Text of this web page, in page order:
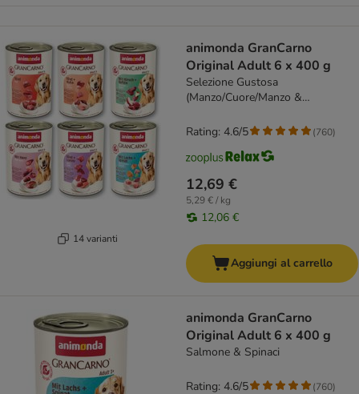
14 varianti
animonda GranCarno
Original Adult 6 x 400 g
Selezione Gustosa
(Manzo/Cuore/Manzo &
Mela/Salmone con Spinaci)
12,69 €
5,29 € / kg
12,06 €
Rating: 4.6/5 (760)
Aggiungi al carrello
animonda GranCarno
Original Adult 6 x 400 g
Salmone & Spinaci
Rating: 4.6/5 (760)